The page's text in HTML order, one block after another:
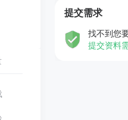
提交需求
找不到您
提交资料